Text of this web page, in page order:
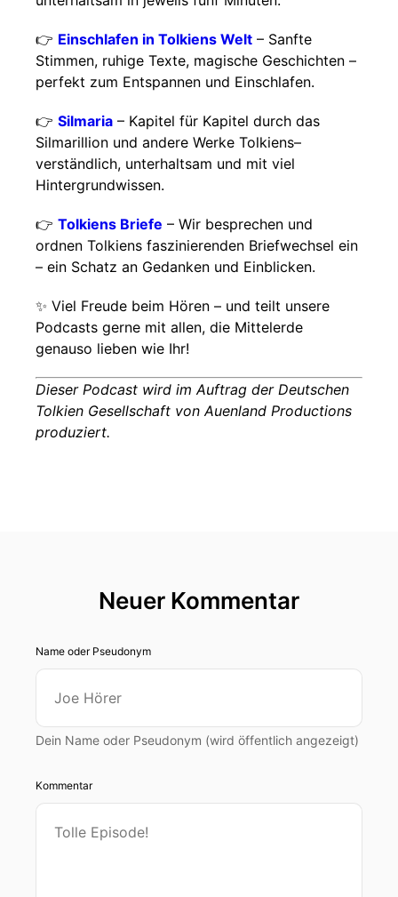
👉 Einschlafen in Tolkiens Welt – Sanfte
Stimmen, ruhige Texte, magische Geschichten –
perfekt zum Entspannen und Einschlafen.
👉 Silmaria – Kapitel für Kapitel durch das
Silmarillion und andere Werke Tolkiens–
verständlich, unterhaltsam und mit viel
Hintergrundwissen.
👉 Tolkiens Briefe – Wir besprechen und
ordnen Tolkiens faszinierenden Briefwechsel ein
– ein Schatz an Gedanken und Einblicken.
✨ Viel Freude beim Hören – und teilt unsere
Podcasts gerne mit allen, die Mittelerde
genauso lieben wie Ihr!
Dieser Podcast wird im Auftrag der Deutschen
Tolkien Gesellschaft von Auenland Productions
produziert.
Neuer Kommentar
Name oder Pseudonym
Dein Name oder Pseudonym (wird öffentlich angezeigt)
Kommentar